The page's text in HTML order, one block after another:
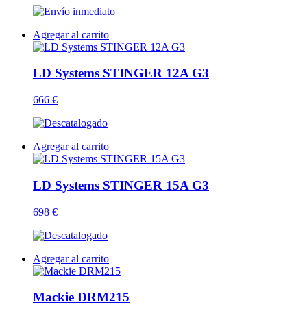
Agregar al carrito
LD Systems STINGER 12A G3
666 €
Agregar al carrito
LD Systems STINGER 15A G3
698 €
Agregar al carrito
Mackie DRM215